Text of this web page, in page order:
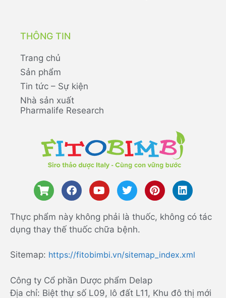
THÔNG TIN
Trang chủ
Sản phẩm
Tin tức – Sự kiện
Nhà sản xuất
Pharmalife Research
Thực phẩm này không phải là thuốc, không có tác
dụng thay thế thuốc chữa bệnh.
Sitemap: https://fitobimbi.vn/sitemap_index.xml
Công ty Cổ phần Dược phẩm Delap
Địa chỉ: Biệt thự số L09, lô đất L11, Khu đô thị mới